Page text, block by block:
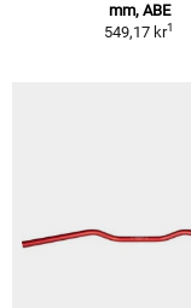
mm, ABE
549,17 kr1